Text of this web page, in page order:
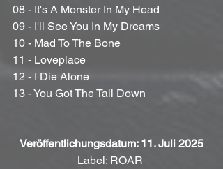
08 - It's A Monster In My Head
09 - I'll See You In My Dreams
10 - Mad To The Bone
11 - Loveplace
12 - I Die Alone
13 - You Got The Tail Down
Veröffentlichungsdatum: 11. Juli 2025
Label: ROAR